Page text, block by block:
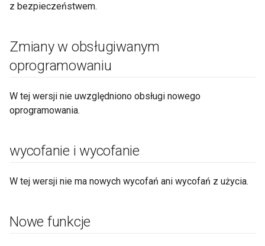
z bezpieczeństwem.
Zmiany w obsługiwanym
oprogramowaniu
W tej wersji nie uwzględniono obsługi nowego
oprogramowania.
wycofanie i wycofanie
W tej wersji nie ma nowych wycofań ani wycofań z użycia.
Nowe funkcje